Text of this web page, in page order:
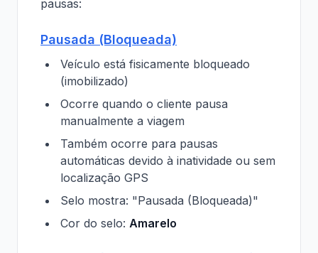
pausas:
Pausada (Bloqueada)
Veículo está fisicamente bloqueado
(imobilizado)
Ocorre quando o cliente pausa
manualmente a viagem
Também ocorre para pausas
automáticas devido à inatividade ou sem
localização GPS
Selo mostra: "Pausada (Bloqueada)"
Cor do selo: Amarelo